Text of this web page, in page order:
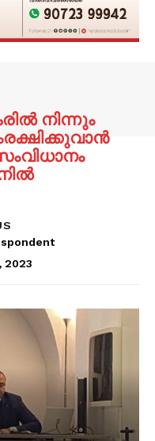
നിന്നും
2023